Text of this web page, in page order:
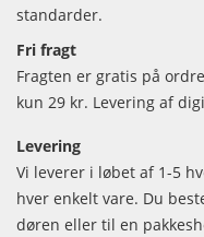
standarder.
Fri fragt
Fragten er gratis på
kun 29 kr. Levering af
Levering
Vi leverer i løbet af 1-5
hver enkelt vare. Du
døren eller til en